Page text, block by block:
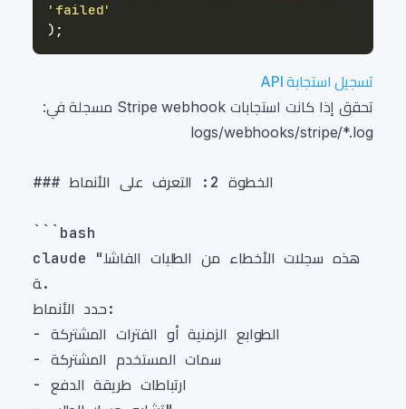
'failed'
) ;
تسجيل استجابة API
تحقق إذا كانت استجابات Stripe webhook مسجلة في:
logs/webhooks/stripe/*.log
claude "هذه سجلات الأخطاء من الطلبات الفاشل